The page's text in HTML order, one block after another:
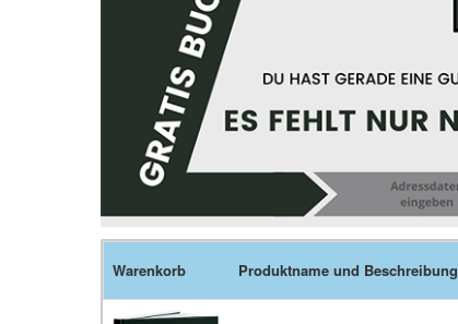
Warenkorb Produktname und Beschreibung